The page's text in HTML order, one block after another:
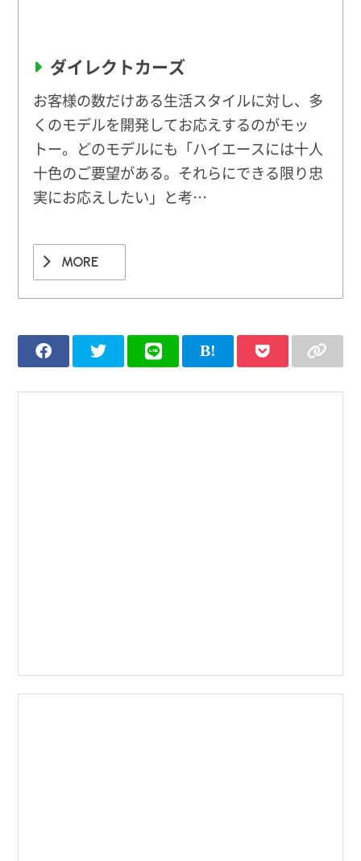
ダイレクトカーズ
お客様の数だけある生活スタイルに対し、多
くのモデルを開発してお応えするのがモッ
トー。どのモデルにも「ハイエースには十人
十色のご要望がある。それらにできる限り忠
実にお応えしたい」と考…
MORE